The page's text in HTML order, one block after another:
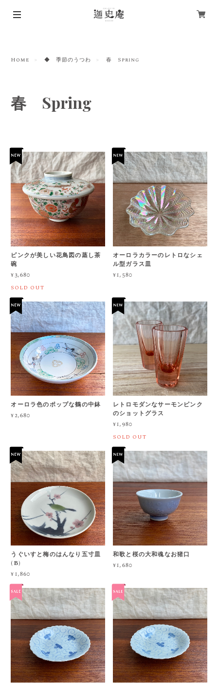
Home ◆ 季節のうつわ 春 Spring
春 Spring
ピンクが美しい花鳥図の蒸し茶
碗
¥3,680
SOLD OUT
オーロラカラーのレトロなシェ
ル型ガラス皿
¥1,580
オーロラ色のポップな鶴の中鉢
¥2,680
レトロモダンなサーモンピンク
のショットグラス
¥1,980
SOLD OUT
うぐいすと梅のはんなり五寸皿
(B)
¥1,860
和歌と桜の大和魂なお猪口
¥1,680